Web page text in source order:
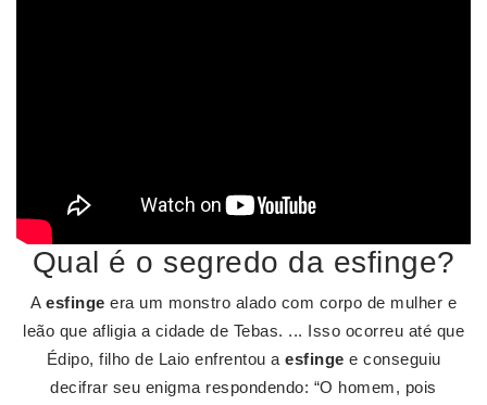
Qual é o segredo da esfinge?
A esfinge era um monstro alado com corpo de mulher e
leão que afligia a cidade de Tebas. ... Isso ocorreu até que
Édipo, filho de Laio enfrentou a esfinge e conseguiu
decifrar seu enigma respondendo: “O homem, pois